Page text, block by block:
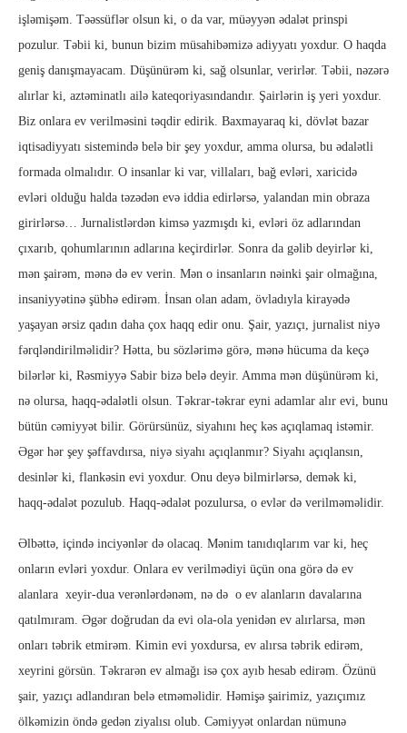
işləmişəm. Təəssüflər olsun ki, o da var, müəyyən ədalət prinspi
pozulur. Təbii ki, bunun bizim müsahibəmizə adiyyatı yoxdur. O haqda
geniş danışmayacam. Düşünürəm ki, sağ olsunlar, verirlər. Təbii, nəzərə
alırlar ki, aztəminatlı ailə kateqoriyasındandır. Şairlərin iş yeri yoxdur.
Biz onlara ev verilməsini təqdir edirik. Baxmayaraq ki, dövlət bazar
iqtisadiyyatı sistemində belə bir şey yoxdur, amma olursa, bu ədalətli
formada olmalıdır. O insanlar ki var, villaları, bağ evləri, xaricidə
evləri olduğu halda təzədən evə iddia edirlərsə, yalandan min obraza
girirlərsə… Jurnalistlərdən kimsə yazmışdı ki, evləri öz adlarından
çıxarıb, qohumlarının adlarına keçirdirlər. Sonra da gəlib deyirlər ki,
mən şairəm, mənə də ev verin. Mən o insanların nəinki şair olmağına,
insaniyyətinə şübhə edirəm. İnsan olan adam, övladıyla kirayədə
yaşayan ərsiz qadın daha çox haqq edir onu. Şair, yazıçı, jurnalist niyə
fərqləndirilməlidir? Hətta, bu sözlərimə görə, mənə hücuma da keçə
bilərlər ki, Rəsmiyyə Sabir bizə belə deyir. Amma mən düşünürəm ki,
nə olursa, haqq-ədalətli olsun. Təkrar-təkrar eyni adamlar alır evi, bunu
bütün cəmiyyət bilir. Görürsünüz, siyahını heç kəs açıqlamaq istəmir.
Əgər hər şey şəffavdırsa, niyə siyahı açıqlanmır? Siyahı açıqlansın,
desinlər ki, flankəsin evi yoxdur. Onu deyə bilmirlərsə, demək ki,
haqq-ədalət pozulub. Haqq-ədalət pozulursa, o evlər də verilməməlidir.
Əlbəttə, içində inciyənlər də olacaq. Mənim tanıdıqlarım var ki, heç
onların evləri yoxdur. Onlara ev verilmədiyi üçün ona görə də ev
alanlara xeyir-dua verənlərdənəm, nə də o ev alanların davalarına
qatılmıram. Əgər doğrudan da evi ola-ola yenidən ev alırlarsa, mən
onları təbrik etmirəm. Kimin evi yoxdursa, ev alırsa təbrik edirəm,
xeyrini görsün. Təkrarən ev almağı isə çox ayıb hesab edirəm. Özünü
şair, yazıçı adlandıran belə etməməlidir. Həmişə şairimiz, yazıçımız
ölkəmizin öndə gedən ziyalısı olub. Cəmiyyət onlardan nümunə